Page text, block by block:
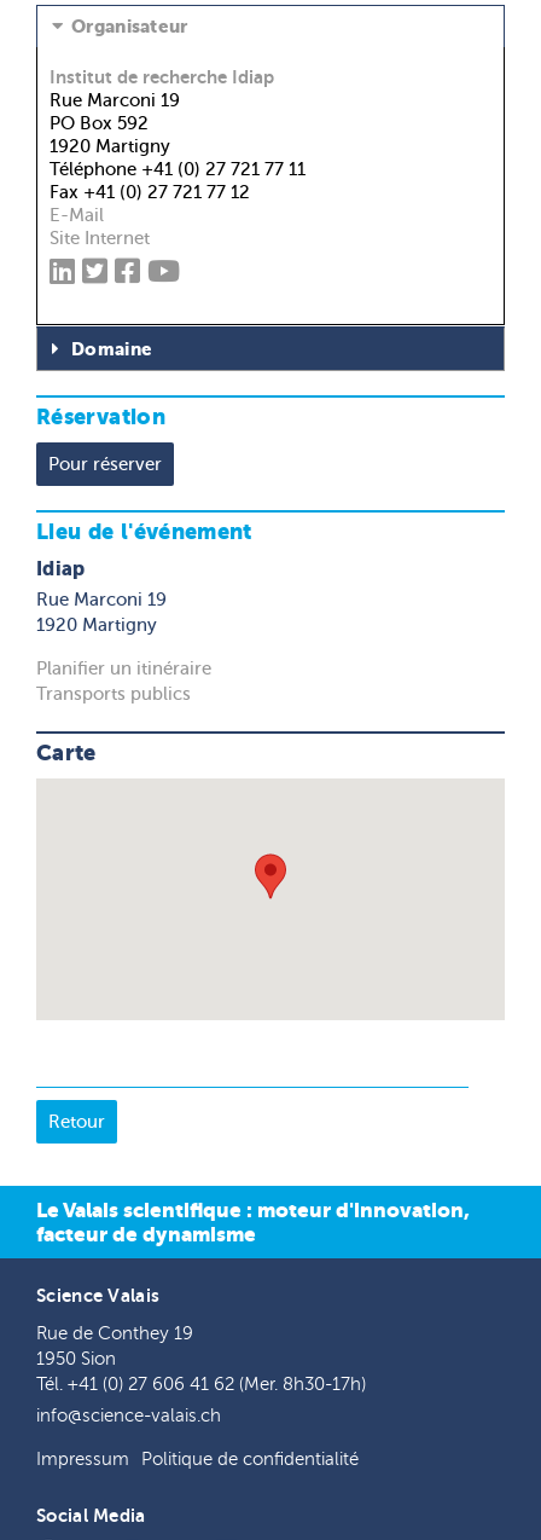
Organisateur
Institut de recherche Idiap
Rue Marconi 19
PO Box 592
1920 Martigny
Téléphone +41 (0) 27 721 77 11
Fax +41 (0) 27 721 77 12
E-Mail
Site Internet
Domaine
Réservation
Lieu de l'événement
Idiap
Rue Marconi 19
1920 Martigny
Planifier un itinéraire
Transports publics
Carte
Le Valais scientifique : moteur d'innovation,
facteur de dynamisme
Science Valais
Rue de Conthey 19
1950 Sion
Tél. +41 (0) 27 606 41 62 (Mer. 8h30-17h)
info@science-valais.ch
Impressum Politique de confidentialité
Social Media